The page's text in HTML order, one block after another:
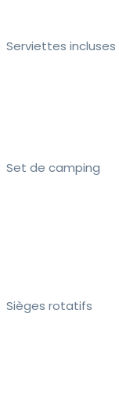
Serviettes incluses
Set de camping
Sièges rotatifs